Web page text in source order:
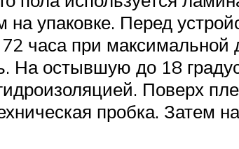
упаковке. Перед
часа при
На остывшую до 18
Поверх
пробка. Затем